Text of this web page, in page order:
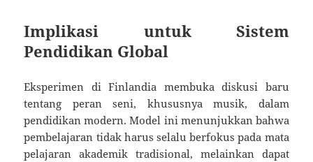
Implikasi untuk Sistem
Pendidikan Global
Eksperimen di Finlandia membuka diskusi baru
tentang peran seni, khususnya musik, dalam
pendidikan modern. Model ini menunjukkan bahwa
pembelajaran tidak harus selalu berfokus pada mata
pelajaran akademik tradisional, melainkan dapat